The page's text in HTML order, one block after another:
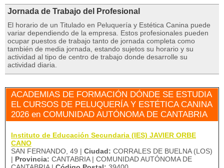
Jornada de Trabajo del Profesional
El horario de un Titulado en Peluquería y Estética Canina puede
variar dependiendo de la empresa. Estos profesionales pueden
ocupar puestos de trabajo tanto de jornada completa como
también de media jornada, estando sujetos su horario y su
actividad al tipo de centro de trabajo donde desarrolle su
actividad diaria.
ACADEMIAS DE FORMACIÓN DÓNDE SE ESTUDIA
EL CURSOS DE PELUQUERÍA Y ESTÉTICA CANINA
2026 en COMUNIDAD AUTÓNOMA DE CANTABRIA
Instituto de Educación Secundaria (IES) JAVIER ORBE
CANO
SAN FERNANDO, 49 | Ciudad: CORRALES DE BUELNA (LOS)
| Provincia: CANTABRIA | COMUNIDAD AUTÓNOMA DE